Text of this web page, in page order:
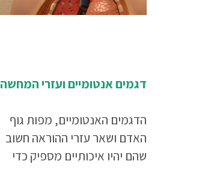
דגמים אנטומיים ועזרי המחשה
הדגמים האנטומיים, מפות גוף
האדם ושאר עזרי ההוראה חשוב
שהם יהיו איכותיים מספיק כדי